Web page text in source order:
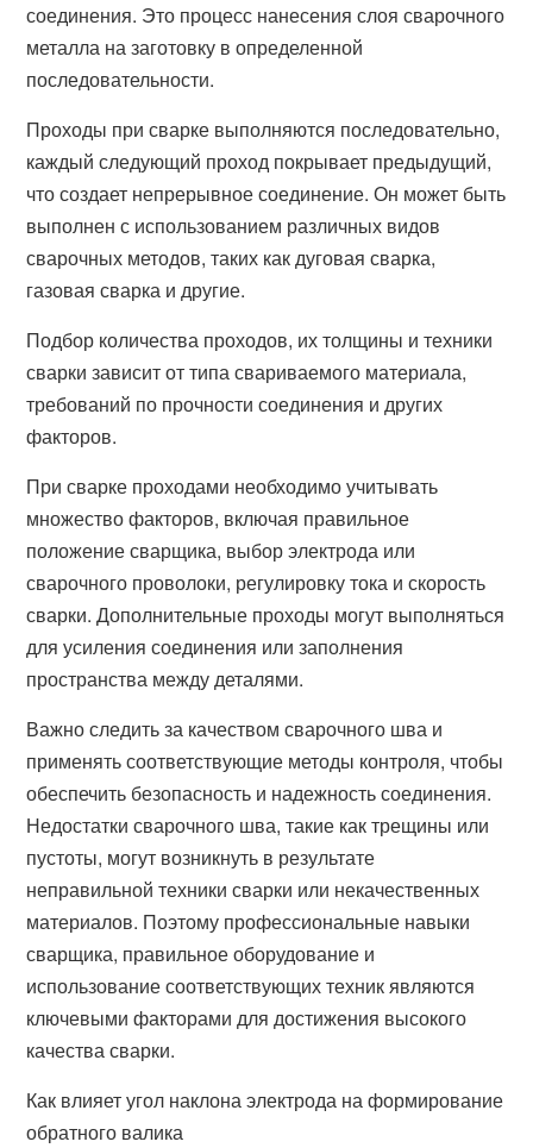
соединения. Это процесс нанесения слоя сварочного
металла на заготовку в определенной
последовательности.
Проходы при сварке выполняются последовательно,
каждый следующий проход покрывает предыдущий,
что создает непрерывное соединение. Он может быть
выполнен с использованием различных видов
сварочных методов, таких как дуговая сварка,
газовая сварка и другие.
Подбор количества проходов, их толщины и техники
сварки зависит от типа свариваемого материала,
требований по прочности соединения и других
факторов.
При сварке проходами необходимо учитывать
множество факторов, включая правильное
положение сварщика, выбор электрода или
сварочного проволоки, регулировку тока и скорость
сварки. Дополнительные проходы могут выполняться
для усиления соединения или заполнения
пространства между деталями.
Важно следить за качеством сварочного шва и
применять соответствующие методы контроля, чтобы
обеспечить безопасность и надежность соединения.
Недостатки сварочного шва, такие как трещины или
пустоты, могут возникнуть в результате
неправильной техники сварки или некачественных
материалов. Поэтому профессиональные навыки
сварщика, правильное оборудование и
использование соответствующих техник являются
ключевыми факторами для достижения высокого
качества сварки.
Как влияет угол наклона электрода на формирование
обратного валика